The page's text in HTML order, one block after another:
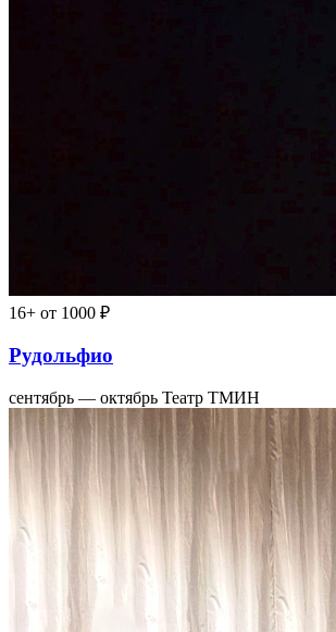
16+ от 1000 ₽
Рудольфио
сентябрь — октябрь Театр ТМИН